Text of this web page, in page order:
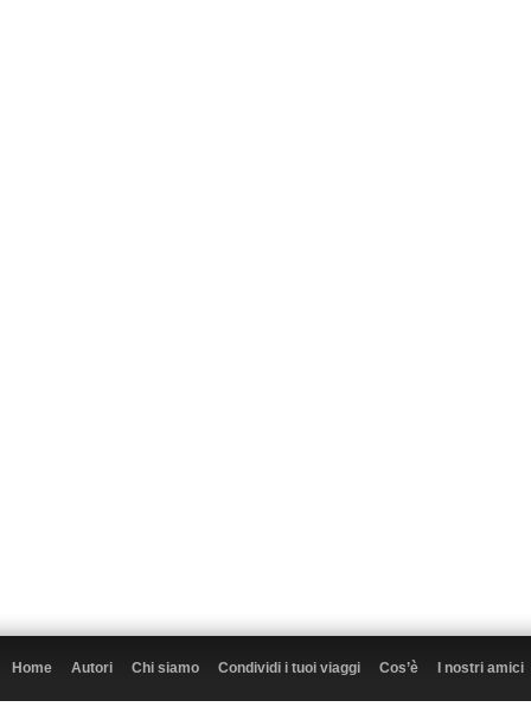
Home Autori Chi siamo Condividi i tuoi viaggi Cos’è I nostri amici